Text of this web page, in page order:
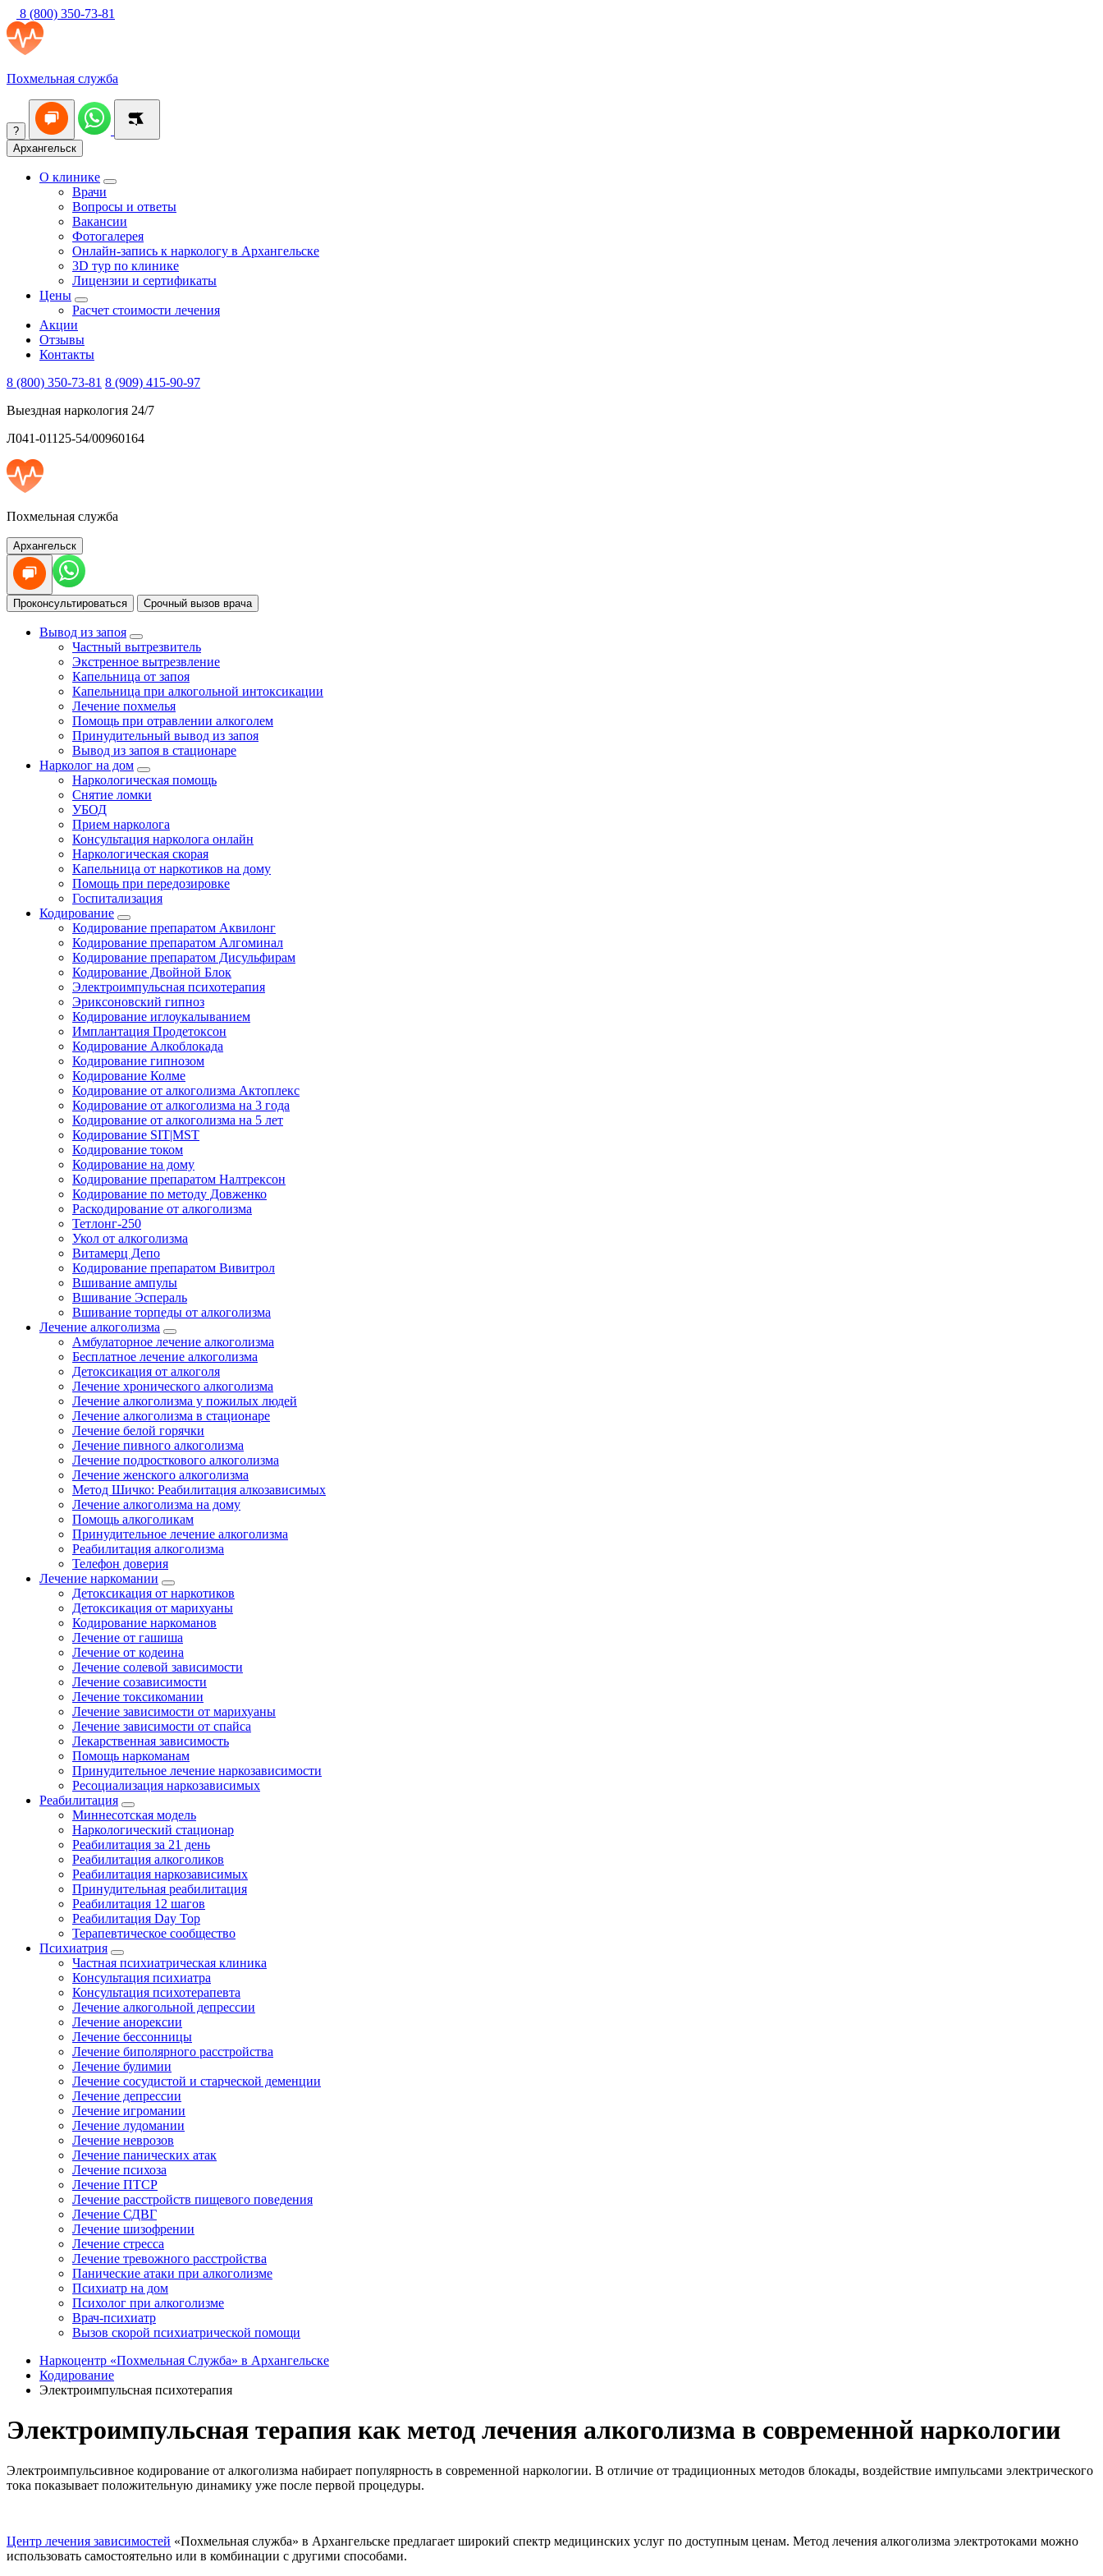
8 (800) 350-73-81
Похмельная служба
?
Архангельск
О клинике
Врачи
Вопросы и ответы
Вакансии
Фотогалерея
Онлайн-запись к наркологу в Архангельске
3D тур по клинике
Лицензии и сертификаты
Цены
Расчет стоимости лечения
Акции
Отзывы
Контакты
8 (800) 350-73-81 8 (909) 415-90-97
Выездная наркология 24/7
Л041-01125-54/00960164
Похмельная служба
Архангельск
Проконсультироваться Срочный вызов врача
Вывод из запоя
Частный вытрезвитель
Экстренное вытрезвление
Капельница от запоя
Капельница при алкогольной интоксикации
Лечение похмелья
Помощь при отравлении алкоголем
Принудительный вывод из запоя
Вывод из запоя в стационаре
Нарколог на дом
Наркологическая помощь
Снятие ломки
УБОД
Прием нарколога
Консультация нарколога онлайн
Наркологическая скорая
Капельница от наркотиков на дому
Помощь при передозировке
Госпитализация
Кодирование
Кодирование препаратом Аквилонг
Кодирование препаратом Алгоминал
Кодирование препаратом Дисульфирам
Кодирование Двойной Блок
Электроимпульсная психотерапия
Эриксоновский гипноз
Кодирование иглоукалыванием
Имплантация Продетоксон
Кодирование Алкоблокада
Кодирование гипнозом
Кодирование Колме
Кодирование от алкоголизма Актоплекс
Кодирование от алкоголизма на 3 года
Кодирование от алкоголизма на 5 лет
Кодирование SIT|MST
Кодирование током
Кодирование на дому
Кодирование препаратом Налтрексон
Кодирование по методу Довженко
Раскодирование от алкоголизма
Тетлонг-250
Укол от алкоголизма
Витамерц Депо
Кодирование препаратом Вивитрол
Вшивание ампулы
Вшивание Эспераль
Вшивание торпеды от алкоголизма
Лечение алкоголизма
Амбулаторное лечение алкоголизма
Бесплатное лечение алкоголизма
Детоксикация от алкоголя
Лечение хронического алкоголизма
Лечение алкоголизма у пожилых людей
Лечение алкоголизма в стационаре
Лечение белой горячки
Лечение пивного алкоголизма
Лечение подросткового алкоголизма
Лечение женского алкоголизма
Метод Шичко: Реабилитация алкозависимых
Лечение алкоголизма на дому
Помощь алкоголикам
Принудительное лечение алкоголизма
Реабилитация алкоголизма
Телефон доверия
Лечение наркомании
Детоксикация от наркотиков
Детоксикация от марихуаны
Кодирование наркоманов
Лечение от гашиша
Лечение от кодеина
Лечение солевой зависимости
Лечение созависимости
Лечение токсикомании
Лечение зависимости от марихуаны
Лечение зависимости от спайса
Лекарственная зависимость
Помощь наркоманам
Принудительное лечение наркозависимости
Ресоциализация наркозависимых
Реабилитация
Миннесотская модель
Наркологический стационар
Реабилитация за 21 день
Реабилитация алкоголиков
Реабилитация наркозависимых
Принудительная реабилитация
Реабилитация 12 шагов
Реабилитация Day Top
Терапевтическое сообщество
Психиатрия
Частная психиатрическая клиника
Консультация психиатра
Консультация психотерапевта
Лечение алкогольной депрессии
Лечение анорексии
Лечение бессонницы
Лечение биполярного расстройства
Лечение булимии
Лечение сосудистой и старческой деменции
Лечение депрессии
Лечение игромании
Лечение лудомании
Лечение неврозов
Лечение панических атак
Лечение психоза
Лечение ПТСР
Лечение расстройств пищевого поведения
Лечение СДВГ
Лечение шизофрении
Лечение стресса
Лечение тревожного расстройства
Панические атаки при алкоголизме
Психиатр на дом
Психолог при алкоголизме
Врач-психиатр
Вызов скорой психиатрической помощи
Наркоцентр «Похмельная Служба» в Архангельске
Кодирование
Электроимпульсная психотерапия
Электроимпульсная терапия как метод лечения алкоголизма в современной наркологии
Электроимпульсивное кодирование от алкоголизма набирает популярность в современной наркологии. В отличие от традиционных методов блокады, воздействие импульсами электрического
тока показывает положительную динамику уже после первой процедуры.
Центр лечения зависимостей «Похмельная служба» в Архангельске предлагает широкий спектр медицинских услуг по доступным ценам. Метод лечения алкоголизма электротоками можно
использовать самостоятельно или в комбинации с другими способами.